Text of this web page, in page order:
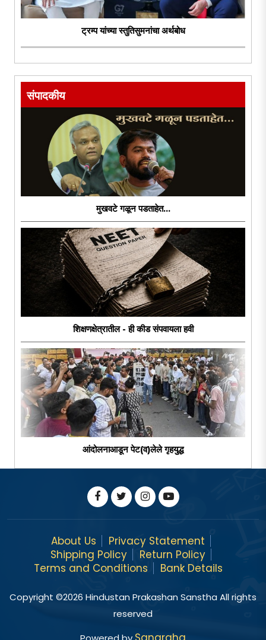
ट्रम्प यांच्या स्तुतिसुमनांचा अर्थबोध
संपादकीय
मुखवटे गळून पडताहेत...
शिक्षणक्षेत्रातील - ही कीड संपवायला हवी
आंदोलनाआडून पेट(व)लेले गृहयुद्ध
About Us
Privacy Statement
Shipping Policy
Return Policy
Terms and Conditions
Bank Details
Copyright ©2026 Hindustan Prakashan Sanstha All rights
reserved